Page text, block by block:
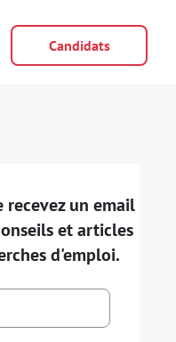
Candidats
recevez un email
et articles
d'emploi.